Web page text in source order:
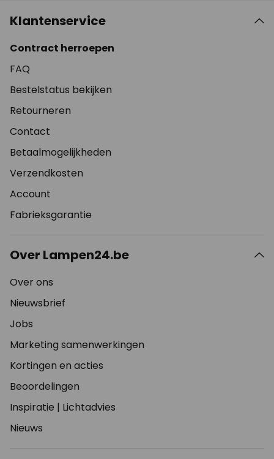
Klantenservice
Contract herroepen
FAQ
Bestelstatus bekijken
Retourneren
Contact
Betaalmogelijkheden
Verzendkosten
Account
Fabrieksgarantie
Over Lampen24.be
Over ons
Nieuwsbrief
Jobs
Marketing samenwerkingen
Kortingen en acties
Beoordelingen
Inspiratie | Lichtadvies
Nieuws